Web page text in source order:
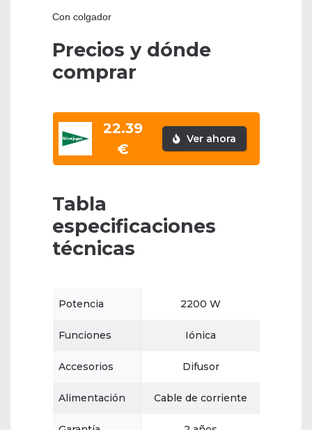
Con colgador
Precios y dónde
comprar
22.39
€
Ver ahora
Tabla
especificaciones
técnicas
Potencia 2200 W
Funciones Iónica
Accesorios Difusor
Alimentación Cable de corriente